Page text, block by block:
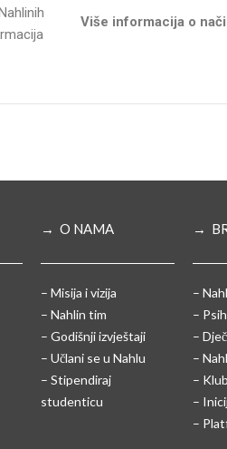
Više informacija o
→ O NAMA
– Misija i vizija
– Nahlin tim
– Godišnji izvještaji
– Učlani se u Nahlu
– Stipendiraj
studenticu
→
–
–
–
–
–
–
–